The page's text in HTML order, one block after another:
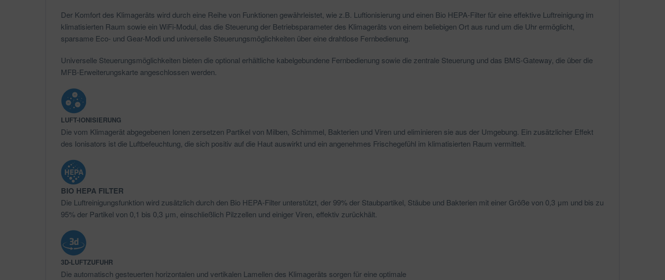
Der Komfort des Klimageräts wird durch eine Reihe von Funktionen gewährleistet, wie z.B. Luftionisierung und einen Bio HEPA-Filter für eine effektive Luftreinigung im
klimatisierten Raum sowie ein WiFi-Modul, das die Steuerung der Betriebsparameter des Klimageräts von einem beliebigen Ort aus rund um die Uhr ermöglicht,
sparsame Eco- und Gear-Modi und universelle Steuerungsmöglichkeiten über eine drahtlose Fernbedienung.
Universelle Steuerungsmöglichkeiten bieten die optional erhältliche kabelgebundene Fernbedienung sowie die zentrale Steuerung und das BMS-Gateway, die über die
MFB-Erweiterungskarte angeschlossen werden.
LUFT-IONISIERUNG
Die vom Klimagerät abgegebenen Ionen zersetzen Partikel von Milben, Schimmel, Bakterien und Viren und eliminieren sie aus der Umgebung. Ein zusätzlicher Effekt
des Ionisators ist die Luftbefeuchtung, die sich positiv auf die Haut auswirkt und ein angenehmes Frischegefühl im klimatisierten Raum vermittelt.
BIO HEPA FILTER
Die Luftreinigungsfunktion wird zusätzlich durch den Bio HEPA-Filter unterstützt, der 99% der Staubpartikel, Stäube und Bakterien mit einer Größe von 0,3 μm und bis zu
95% der Partikel von 0,1 bis 0,3 μm, einschließlich Pilzzellen und einiger Viren, effektiv zurückhält.
3D-LUFTZUFUHR
Die automatisch gesteuerten horizontalen und vertikalen Lamellen des Klimageräts sorgen für eine optimale